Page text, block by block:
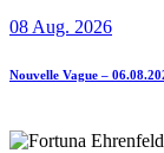
08 Aug. 2026
Nouvelle Vague –